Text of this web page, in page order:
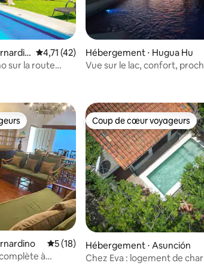
commentaires : 4,94 sur 5
Évaluation moyenne sur la base de 42
4,71 (42)
sur la route
Hébergement ⋅ Hugua Hu
Vue sur le lac, confort,
les plus appréciés
Évaluation moyenne sur la base de
5 (18)
à
Coup de cœur voyageurs
Coup de cœur voyageurs
Hébergement ⋅ Asunción
Chez Eva : logement de